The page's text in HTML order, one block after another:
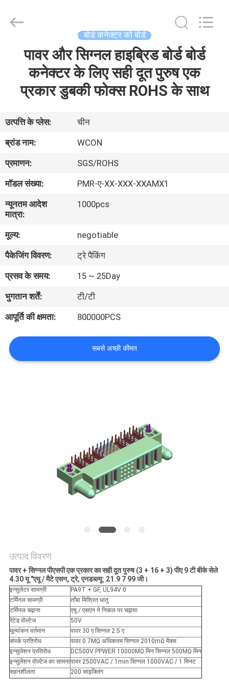
उत्पादों
हमारे
बारे
में
कारखाना
भ्रमण
गुणवत्ता
नियंत्रण
संपर्क
करें
एक
उद्धरण
PRIVACY
बोर्ड कनेक्टर को बोर्ड
पावर और सिग्नल हाइब्रिड बोर्ड बोर्ड
कनेक्टर के लिए सही दूत पुरुष एक
प्रकार डुबकी फोक्स ROHS के साथ
उत्पत्ति के प्लेस:
चीन
ब्रांड नाम:
WCON
प्रमाणन:
SGS/ROHS
मॉडल संख्या:
PMR-ए-XX-XXX-XXAMX1
न्यूनतम आदेश
मात्रा:
1000pcs
मूल्य:
negotiable
पैकेजिंग विवरण:
ट्रे पैकिंग
प्रसव के समय:
15 ~ 25Day
भुगतान शर्तें:
टी/टी
आपूर्ति की क्षमता:
800000PCS
सबसे अच्छी कीमत
उत्पाद विवरण
पावर + सिग्नल पीएसपी एक प्रकार का सही दूत पुरुष (3 + 16 + 3) पीए 9 टी बीके सेले
4.30 यू "एयू / मैटे एसन, ट्रे, एनडब्ल्यू: 21.9 7 99 जी।
इन्सुलेटर सामग्री
PA9T + GF, UL94V 0
टर्मिनल सामग्री
ताँबा मिश्रित धातु
टर्मिनल चढ़ाना
एयू / एसएन ने निकल पर चढ़ाया
रेटेड वोल्टेज
50V
मूल्यांकन वर्तमान
पावर 30 ए सिग्नल 2.5 ए
संपर्क प्रतिरोध
पावर 0.7MΩ अधिकतम सिग्नल 2010mΩ मैक्स
इन्सुलेशन प्रतिरोध
DC500V PPWER 10000MΩ मिन सिग्नल 500MΩ मिन
इन्सुलेशन वोल्टेज का सामनापावर 2500VAC / 1min सिग्नल 1000VAC / 1 मिनट
सहनशीलता
200 साइक्लिंग